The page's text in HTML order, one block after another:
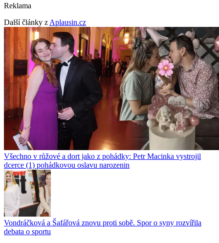
Reklama
Další články z Aplausin.cz
Všechno v růžové a dort jako z pohádky: Petr Macinka vystrojil
dcerce (1) pohádkovou oslavu narozenin
Vondráčková a Šafářová znovu proti sobě. Spor o syny rozvířila
debata o sportu